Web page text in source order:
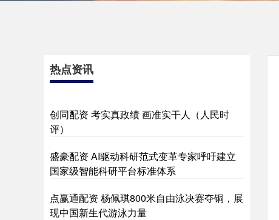
热点资讯
创同配资 考实真政绩 画准实干人（人民时
评）
盛豪配资 AI驱动科研范式变革专家呼吁建立
国家级智能科研平台标准体系
点赢通配资 杨佩琪800米自由泳决赛夺铜，展
现中国新生代游泳力量